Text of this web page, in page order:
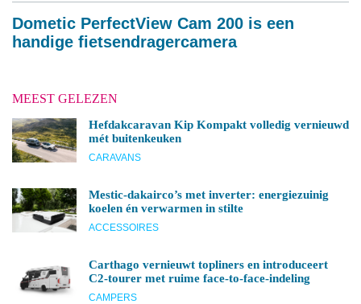
Dometic PerfectView Cam 200 is een
handige fietsendragercamera
MEEST GELEZEN
Hefdakcaravan Kip Kompakt volledig vernieuwd
mét buitenkeuken
CARAVANS
Mestic-dakairco’s met inverter: energiezuinig
koelen én verwarmen in stilte
ACCESSOIRES
Carthago vernieuwt topliners en introduceert
C2-tourer met ruime face-to-face-indeling
CAMPERS